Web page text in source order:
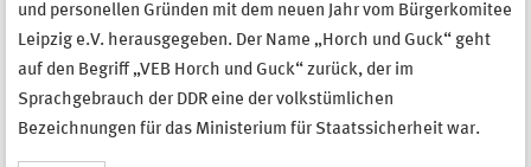
und personellen Gründen mit dem neuen Jahr vom Bürgerkomitee
Leipzig e.V. herausgegeben. Der Name „Horch und Guck“ geht
auf den Begriff „VEB Horch und Guck“ zurück, der im
Sprachgebrauch der DDR eine der volkstümlichen
Bezeichnungen für das Ministerium für Staatssicherheit war.